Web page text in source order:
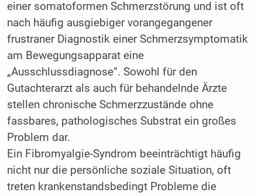
einer somatoformen Schmerzstörung und ist oft
nach häufig ausgiebiger vorangegangener
frustraner Diagnostik einer Schmerzsymptomatik
am Bewegungsapparat eine
„Ausschlussdiagnose“. Sowohl für den
Gutachterarzt als auch für behandelnde Ärzte
stellen chronische Schmerzzustände ohne
fassbares, pathologisches Substrat ein großes
Problem dar.
Ein Fibromyalgie-Syndrom beeinträchtigt häufig
nicht nur die persönliche soziale Situation, oft
treten krankenstandsbedingt Probleme die